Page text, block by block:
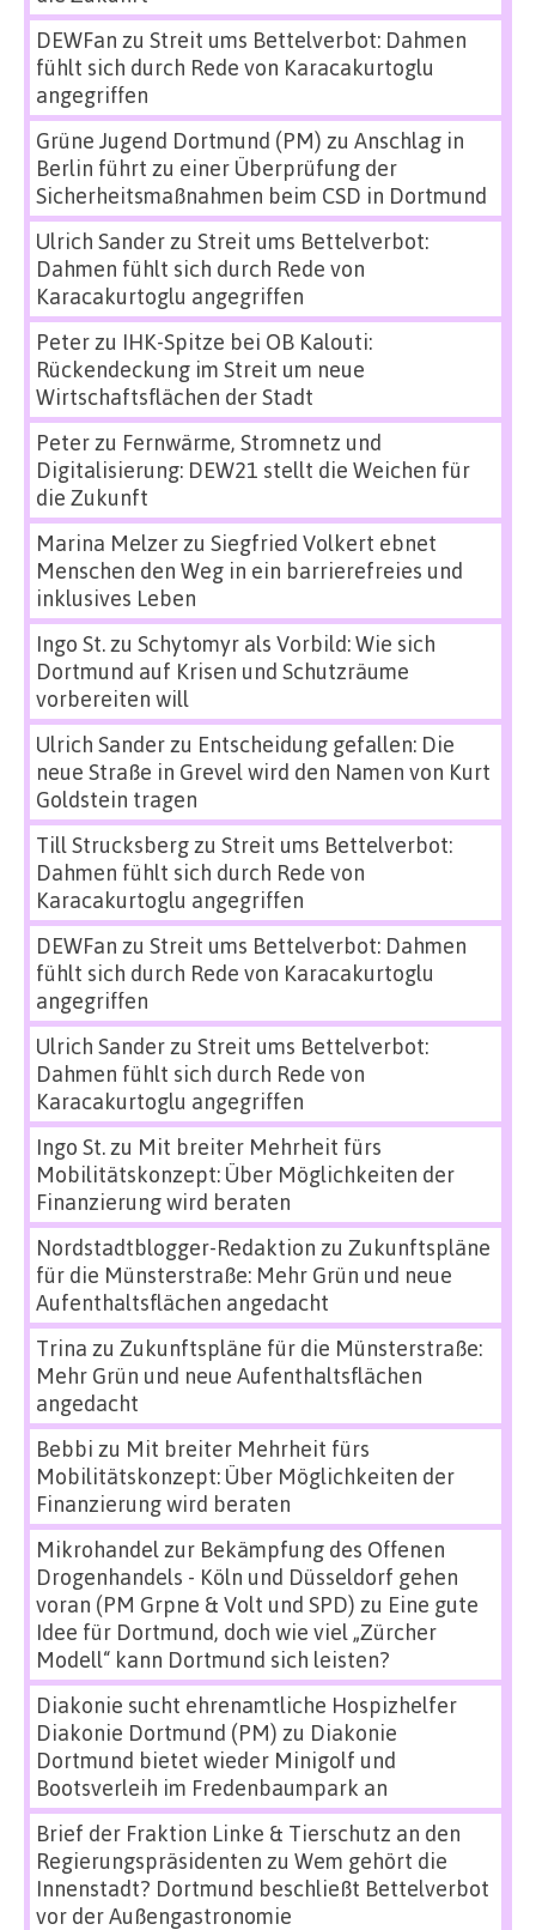
DEWFan zu Streit ums Bettelverbot: Dahmen
fühlt sich durch Rede von Karacakurtoglu
angegriffen
Grüne Jugend Dortmund (PM) zu Anschlag in
Berlin führt zu einer Überprüfung der
Sicherheitsmaßnahmen beim CSD in Dortmund
Ulrich Sanderzu Streit ums Bettelverbot:
Dahmen fühlt sich durch Rede von
Karacakurtoglu angegriffen
Peterzu IHK-Spitze bei OB Kalouti:
Rückendeckung im Streit um neue
Wirtschaftsflächen der Stadt
Peterzu Fernwärme, Stromnetz und
Digitalisierung: DEW21 stellt die Weichen für
die Zukunft
Marina Melzerzu Siegfried Volkert ebnet
Menschen den Weg in ein barrierefreies und
inklusives Leben
Ingo St.zu Schytomyr als Vorbild: Wie sich
Dortmund auf Krisen und Schutzräume
vorbereiten will
Ulrich Sanderzu Entscheidung gefallen: Die
neue Straße in Grevel wird den Namen von Kurt
Goldstein tragen
Till Strucksbergzu Streit ums Bettelverbot:
Dahmen fühlt sich durch Rede von
Karacakurtoglu angegriffen
DEWFan zu Streit ums Bettelverbot: Dahmen
fühlt sich durch Rede von Karacakurtoglu
angegriffen
Ulrich Sanderzu Streit ums Bettelverbot:
Dahmen fühlt sich durch Rede von
Karacakurtoglu angegriffen
Ingo St.zu Mit breiter Mehrheit fürs
Mobilitätskonzept: Über Möglichkeiten der
Finanzierung wird beraten
Nordstadtblogger-Redaktion zu Zukunftspläne
für die Münsterstraße: Mehr Grün und neue
Aufenthaltsflächen angedacht
Trina zu Zukunftspläne für die Münsterstraße:
Mehr Grün und neue Aufenthaltsflächen
angedacht
Bebbi zu Mit breiter Mehrheit fürs
Mobilitätskonzept: Über Möglichkeiten der
Finanzierung wird beraten
Mikrohandel zur Bekämpfung des Offenen
Drogenhandels - Köln und Düsseldorf gehen
voran (PM Grpne & Volt und SPD) zu Eine gute
Idee für Dortmund, doch wie viel „Zürcher
Modell“ kann Dortmund sich leisten?
Diakonie sucht ehrenamtliche Hospizhelfer
Diakonie Dortmund (PM) zu Diakonie
Dortmund bietet wieder Minigolf und
Bootsverleih im Fredenbaumpark an
Brief der Fraktion Linke & Tierschutz an den
Regierungspräsidenten zu Wem gehört die
Innenstadt? Dortmund beschließt Bettelverbot
vor der Außengastronomie